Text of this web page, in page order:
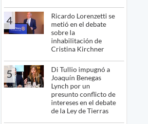
4
Ricardo Lorenzetti se
metió en el debate
sobre la
inhabilitación de
Cristina Kirchner
5
Di Tullio impugnó a
Joaquín Benegas
Lynch por un
presunto conflicto de
intereses en el debate
de la Ley de Tierras